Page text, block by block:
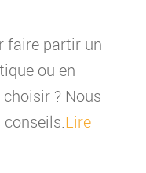
faire partir un
ou en
? Nous
Lire